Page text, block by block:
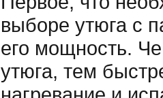
выборе утюга с
его мощность.
утюга, тем